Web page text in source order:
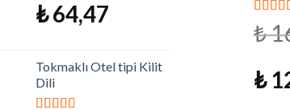
₺64,47
Tokmaklı Otel tipi Kilit
Dili
5
4.79
₺
₺